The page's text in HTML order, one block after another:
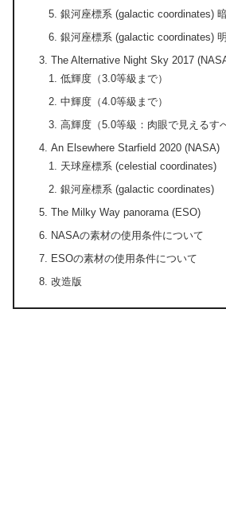
銀河座標系 (galactic coordinates)
銀河座標系 (galactic coordinates)
The Alternative Night Sky 2017
低輝度（3.0等級まで）
中輝度（4.0等級まで）
高輝度（5.0等級：肉眼で見えるす
An Elsewhere Starfield 2020 (NASA)
天球座標系 (celestial coordinates)
銀河座標系 (galactic coordinates)
The Milky Way panorama (ESO)
NASAの素材の使用条件について
ESOの素材の使用条件について
改造版